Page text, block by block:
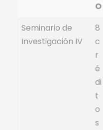
O
Seminario de
Investigación IV
8
c
r
é
di
t
o
s